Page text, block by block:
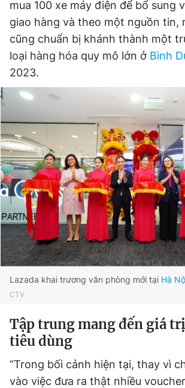
mua 100 xe máy điện để bổ sung
giao hàng và theo một nguồn tin,
cũng chuẩn bị khánh thành một
loại hàng hóa quy mô lớn ở Bình
2023.
Lazada khai trương văn phòng mới tại Hà
CTV
Tập trung mang đến giá
tiêu dùng
“Trong bối cảnh hiện tại, thay vì
vào việc đưa ra thật nhiều